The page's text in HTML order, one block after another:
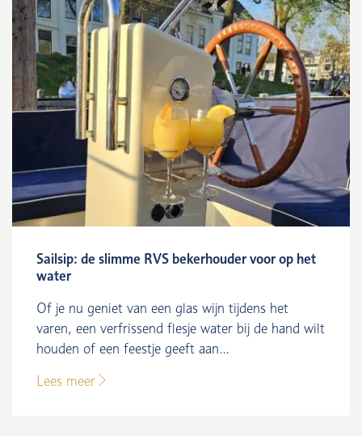
Sailsip: de slimme RVS bekerhouder voor op het
water
Of je nu geniet van een glas wijn tijdens het
varen, een verfrissend flesje water bij de hand wilt
houden of een feestje geeft aan...
Lees meer